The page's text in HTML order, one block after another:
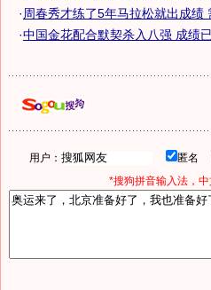
· 周春秀才练了5年马拉松就出成绩
·中国金花配合默契杀入八强 成绩
用户： 匿名
*搜狗拼音输入法，